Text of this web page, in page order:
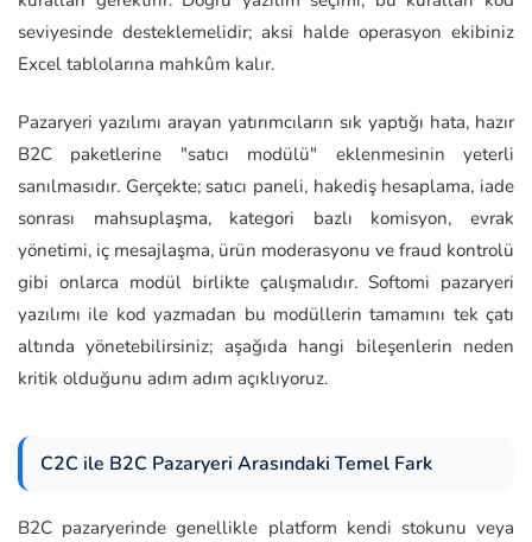
seviyesinde desteklemelidir; aksi halde operasyon ekibiniz
Excel tablolarına mahkûm kalır.
Pazaryeri yazılımı arayan yatırımcıların sık yaptığı hata, hazır
B2C paketlerine "satıcı modülü" eklenmesinin yeterli
sanılmasıdır. Gerçekte; satıcı paneli, hakediş hesaplama, iade
sonrası mahsuplaşma, kategori bazlı komisyon, evrak
yönetimi, iç mesajlaşma, ürün moderasyonu ve fraud kontrolü
gibi onlarca modül birlikte çalışmalıdır. Softomi pazaryeri
yazılımı ile kod yazmadan bu modüllerin tamamını tek çatı
altında yönetebilirsiniz; aşağıda hangi bileşenlerin neden
kritik olduğunu adım adım açıklıyoruz.
C2C ile B2C Pazaryeri Arasındaki Temel Fark
B2C pazaryerinde genellikle platform kendi stokunu veya